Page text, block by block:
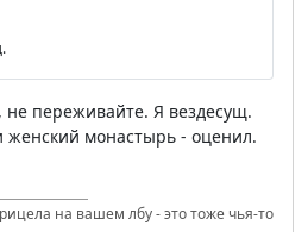
переживайте. Я вездесущ.
монастырь - оценил.
на вашем лбу - это тоже чья-то